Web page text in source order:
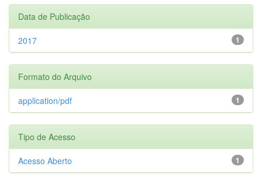
Data de Publicação
1
2017
Formato do Arquivo
1
application/pdf
Tipo de Acesso
1
Acesso Aberto